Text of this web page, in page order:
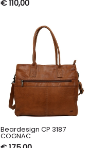
€ 110,00
Beardesign CP 3187
COGNAC